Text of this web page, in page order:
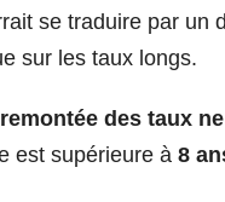
se traduire par un
sur les taux longs.
des taux
est supérieure à 8